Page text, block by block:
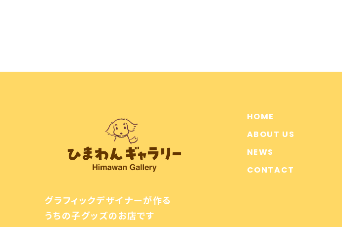
グラフィックデザイナーが作る
うちの子グッズのお店です
HOME
ABOUT US
NEWS
CONTACT